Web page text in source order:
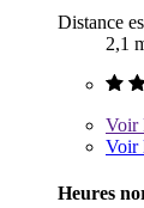
Distance
2,1
Voir
Voir
Heures